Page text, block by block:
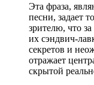
Эта фраза,
песни, задает
зрителю, что
их сэндвич-
секретов и
отражает
скрытой